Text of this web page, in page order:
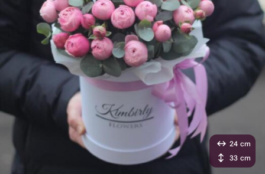
24 cm
33 cm